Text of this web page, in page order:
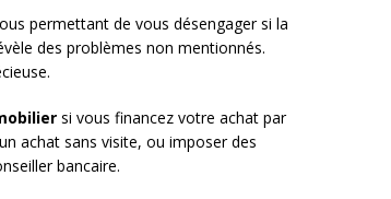
permettant de vous désengager si la
des problèmes non mentionnés.
si vous financez votre achat par
achat sans visite, ou imposer des
bancaire.